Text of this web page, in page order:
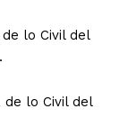
lo Civil del
de lo Civil del